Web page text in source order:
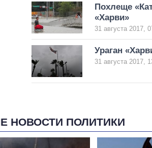
Похлеще
«Харви»
31 августа 2017,
Ураган
31 августа 2017,
НОВОСТИ ПОЛИТИКИ